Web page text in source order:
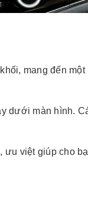
mang đến một
dưới màn hình.
việt giúp cho